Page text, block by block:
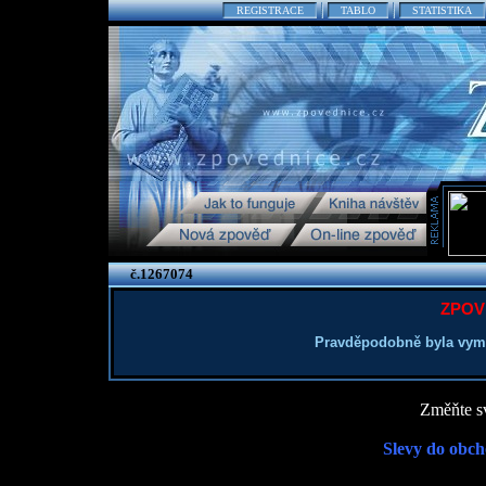
REGISTRACE TABLO STATISTIKA
č.1267074
Pravděpodobně byla
Změňte
Slevy do